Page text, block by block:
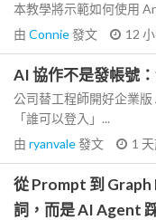
本教學將示範如何使用
由 Connie發文 12
AI 協作不是發帳號
公司替工程師開好企業
「誰可以登入」...
由 ryanvale發文 1
從 Prompt 到
詞，而是 AI Agent